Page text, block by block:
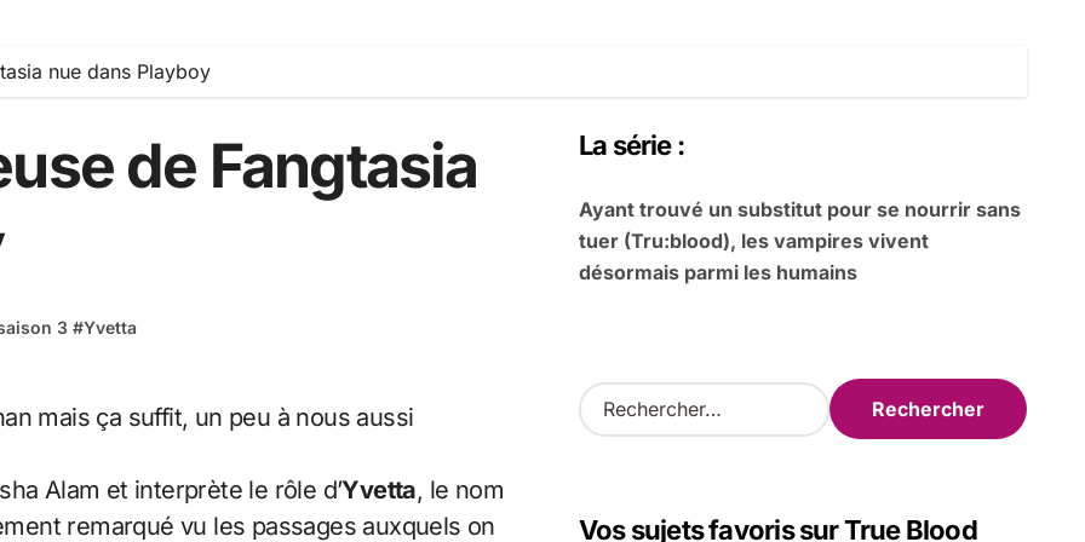
nue dans Playboy
de Fangtasia
3 #Yvetta
Alam et interprète le rôle d’Yvetta, le nom
remarqué vu les passages auxquels on
La série :
Ayant trouvé un substitut pour se nourrir sans
tuer (Tru:blood), les vampires vivent
désormais parmi les humains
R
e
r
Vos sujets favoris sur True Blood